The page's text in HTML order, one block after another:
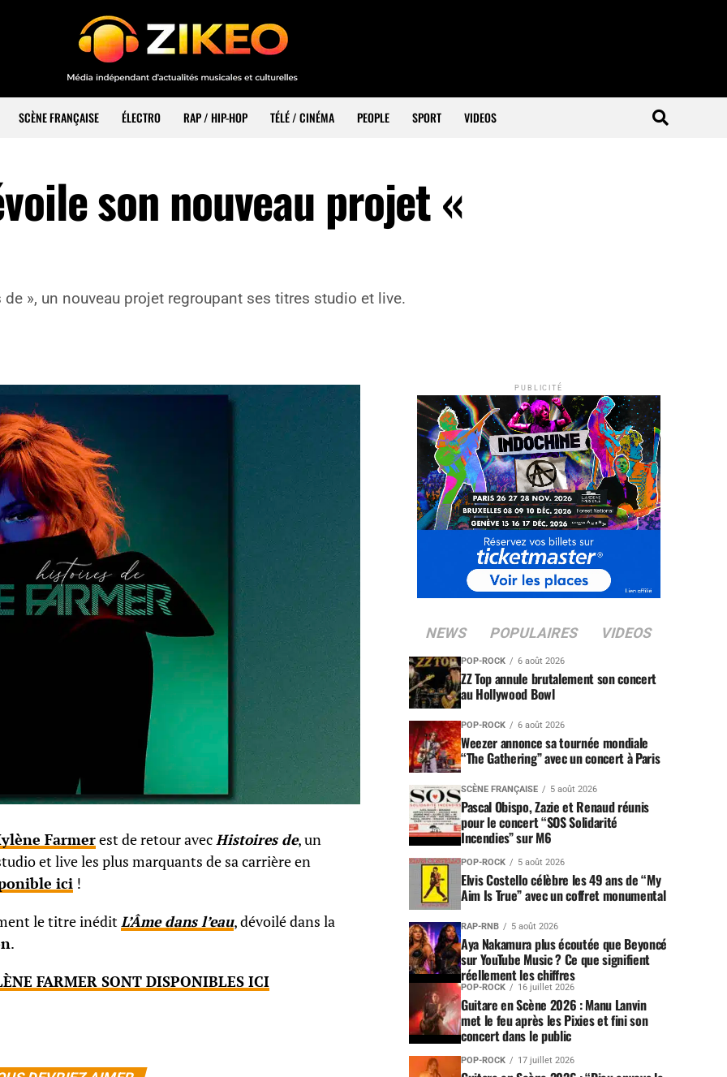
SCÈNE FRANÇAISE ÉLECTRO RAP / HIP-HOP TÉLÉ / CINÉMA PEOPLE SPORT VIDEOS
son nouveau projet «
», un nouveau projet regroupant ses titres studio et live.
Farmerest de retour avecHistoires de, un
et live les plus marquants de sa carrière en
ici !
le titre inéditL’Âme dans l’eau, dévoilé dans la
.
FARMER SONT DISPONIBLES ICI
PUBLICITÉ
NEWS POPULAIRES VIDEOS
POP-ROCK 6 août 2026
ZZ Top annule brutalement son concert
au Hollywood Bowl
POP-ROCK 6 août 2026
Weezer annonce sa tournée mondiale
“The Gathering” avec un concert à Paris
SCÈNE FRANÇAISE 5 août 2026
Pascal Obispo, Zazie et Renaud réunis
pour le concert “SOS Solidarité
Incendies” sur M6
POP-ROCK 5 août 2026
Elvis Costello célèbre les 49 ans de “My
Aim Is True” avec un coffret monumental
RAP-RNB 5 août 2026
Aya Nakamura plus écoutée que Beyoncé
sur YouTube Music ? Ce que signifient
réellement les chiffres
POP-ROCK 16 juillet 2026
Guitare en Scène 2026 : Manu Lanvin
met le feu après les Pixies et fini son
concert dans le public
POP-ROCK 17 juillet 2026